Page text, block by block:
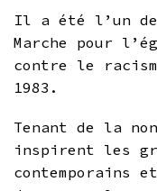
Il a été l’un
Marche pour
contre le
1983.
Tenant de la
inspirent les
contemporains